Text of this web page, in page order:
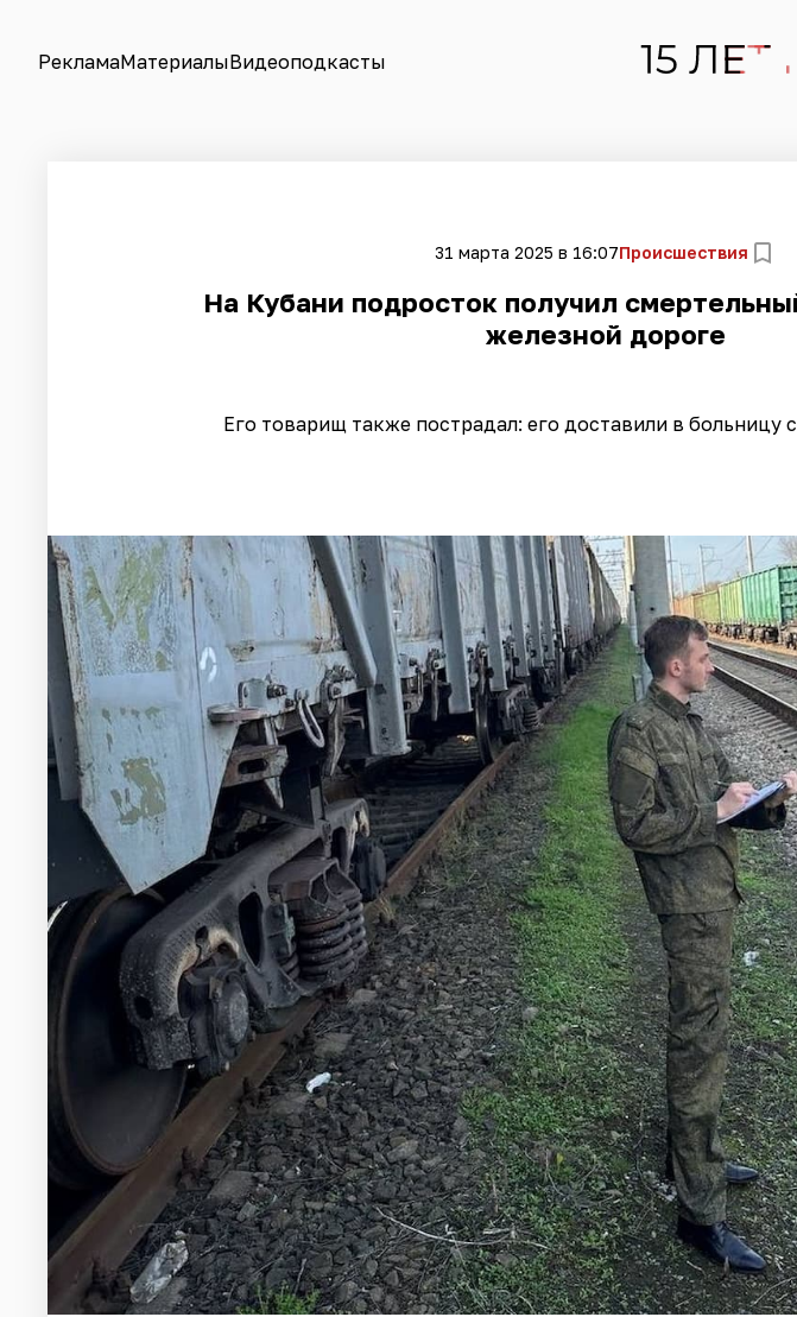
РекламаМатериалыВидеоподкасты
31 марта 2025 в 16:07Происшествия
На Кубани подросток получил
железной дороге
Его товарищ также пострадал: его доставили в больницу